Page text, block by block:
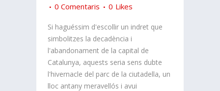
0 Comentaris
0 Likes
Si haguéssim d'escollir un indret que
simbolitzes la decadència i
l'abandonament de la capital de
Catalunya, aquests seria sens dubte
l'hivernacle del parc de la ciutadella, un
lloc antany meravellós i avui